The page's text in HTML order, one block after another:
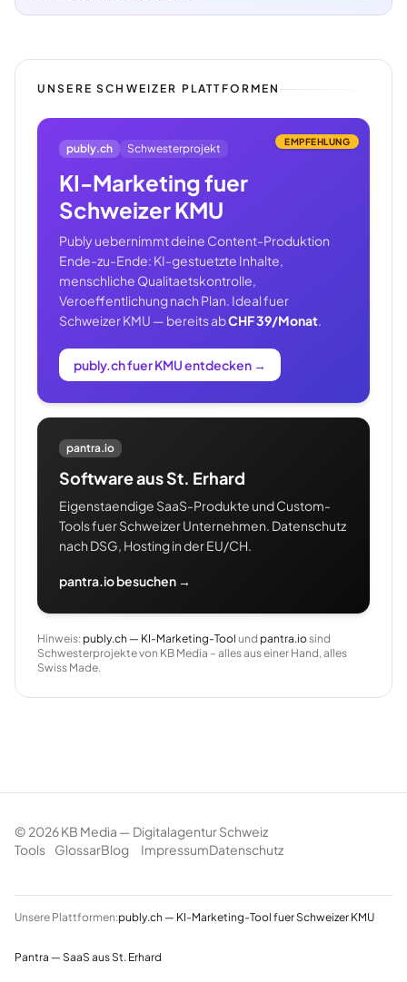
UNSERE SCHWEIZER PLATTFORMEN
EMPFEHLUNG
publy.ch Schwesterprojekt
KI-Marketing fuer
Schweizer KMU
Publy uebernimmt deine Content-Produktion
Ende-zu-Ende: KI-gestuetzte Inhalte,
menschliche Qualitaetskontrolle,
Veroeffentlichung nach Plan. Ideal fuer
Schweizer KMU — bereits abCHF 39/Monat.
publy.ch fuer KMU entdecken →
pantra.io
Software aus St. Erhard
Eigenstaendige SaaS-Produkte und Custom-
Tools fuer Schweizer Unternehmen. Datenschutz
nach DSG, Hosting in der EU/CH.
pantra.io besuchen →
Hinweis: publy.ch — KI-Marketing-Tool und pantra.iosind
Schwesterprojekte von KB Media – alles aus einer Hand, alles
Swiss Made.
© 2026KB Media — Digitalagentur Schweiz
Tools
GlossarBlog ImpressumDatenschutz
Unsere Plattformen:publy.ch — KI-Marketing-Tool fuer Schweizer KMU
Pantra — SaaS aus St. Erhard